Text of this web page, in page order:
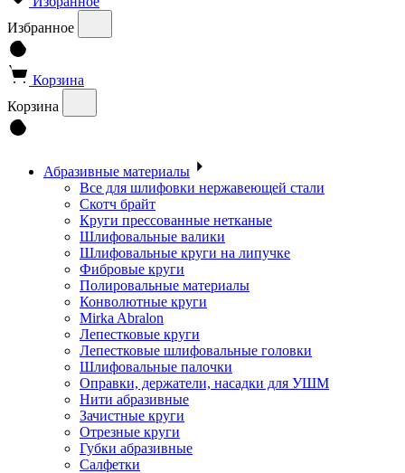
Избранное
Корзина
Корзина
Абразивные материалы
Все для шлифовки нержавеющей стали
Скотч брайт
Круги прессованные нетканые
Шлифовальные валики
Шлифовальные круги на липучке
Фибровые круги
Полировальные материалы
Конволютные круги
Mirka Abralon
Лепестковые круги
Лепестковые шлифовальные головки
Шлифовальные палочки
Оправки, держатели, насадки для УШМ
Нити абразивные
Зачистные круги
Отрезные круги
Губки абразивные
Салфетки